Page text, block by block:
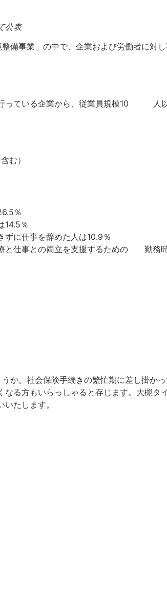
公表
備事業」の中で、企業および労働者に対
っている企業から、従業員規模10 人
む）
％
14.5％
ずに仕事を辞めた人は10.9％
と仕事との両立を支援するための 勤務
か。社会保険手続きの繁忙期に差し掛か
る方もいらっしゃると存じます。大槻タ
たします。